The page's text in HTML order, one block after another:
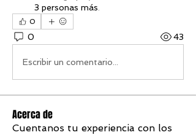
3 personas más
0
0 43
Escribir un comentario...
Acerca de
Cuentanos tu experiencia con los